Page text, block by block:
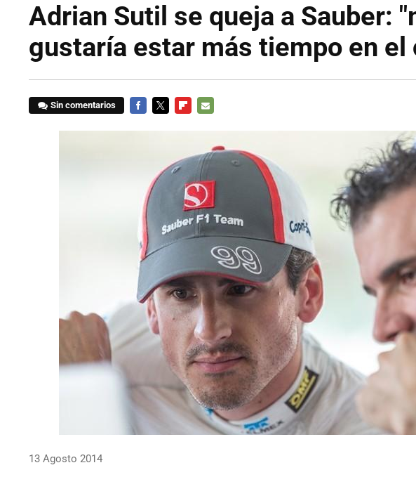
Adrian Sutil se queja a Sauber:
gustaría estar más tiempo en el
Sin comentarios
13 Agosto 2014